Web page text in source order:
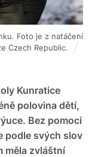
Kunratice
polovina dětí,
Bez pomoci
podle svých slov
měla zvláštní
Foto je z natáčení
Czech Republic.